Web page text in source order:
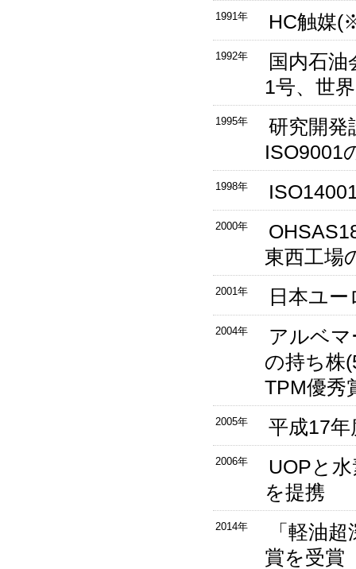
1991年 HC触媒
1992年
国内石
1号、世
1995年
研究開発
ISO9001
1998年
2000年
東西工場
2001年 日本ユ
2004年
アルベ
の持ち株
TPM優秀
2005年 平成17
2006年
UOPと
を提携
2014年
「軽油
賞を受賞